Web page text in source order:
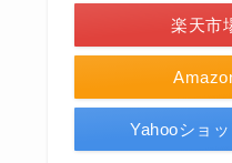
楽天市
Yahooショ